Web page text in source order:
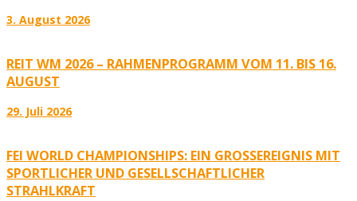
3. August 2026
REIT WM 2026 – RAHMENPROGRAMM VOM 11. BIS 16.
AUGUST
29. Juli 2026
FEI WORLD CHAMPIONSHIPS: EIN GROSSEREIGNIS MIT S
PORTLICHER UND GESELLSCHAFTLICHER S
TRAHLKRAFT